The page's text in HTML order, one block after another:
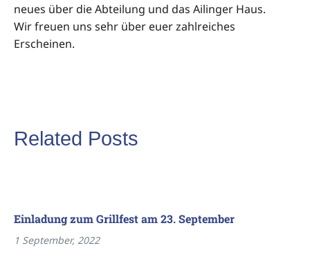
neues über die Abteilung und das Ailinger Haus.
Wir freuen uns sehr über euer zahlreiches
Erscheinen.
Related Posts
Einladung zum Grillfest am 23. September
1 September, 2022